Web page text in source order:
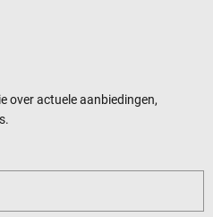
over actuele aanbiedingen,